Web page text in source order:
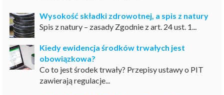
Wysokość składki zdrowotnej, a spis z natury
Spis z natury – zasady Zgodnie z art. 24 ust. 1...
Kiedy ewidencja środków trwałych jest
obowiązkowa?
Co to jest środek trwały? Przepisy ustawy o PIT
zawierają regulacje...